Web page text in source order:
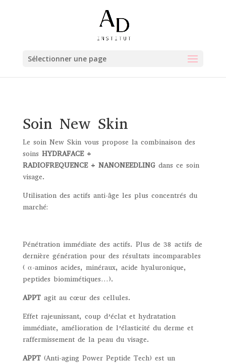
Sélectionner une page
Soin New Skin
Le soin New Skin vous propose la combinaison des
soins HYDRAFACE+
RADIOFREQUENCE+ NANONEEDLINGdans ce soin
visage.
Utilisation des actifs anti-âge les plus concentrés du
marché:
Pénétration immédiate des actifs. Plus de 38 actifs de
dernière génération pour des résultats incomparables
( α-aminos acides, minéraux, acide hyaluronique,
peptides biomimétiques…).
APPT agit au cœur des cellules.
Effet rajeunissant, coup d’éclat et hydratation
immédiate, amélioration de l’élasticité du derme et
raffermissement de la peau du visage.
APPT (Anti-aging Power Peptide Tech) est un